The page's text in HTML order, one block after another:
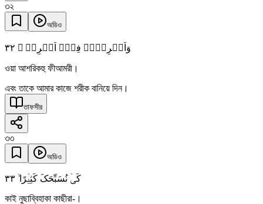
৩২
অডিও
وَاَشۡرِکۡہُ فِیۡۤ اَمۡرِیۡ ۙ ٣٢
ওয়া আশরিকহু ফীআমরী।
এবং তাকে আমার কাজে শরীক বানিয়ে দিন।
তাফসীর
৩৩
অডিও
کَیۡ نُسَبِّحَکَ کَثِیۡرًا ۙ ٣٣
কাই নুছাব্বিহাকা কাছীরা-।